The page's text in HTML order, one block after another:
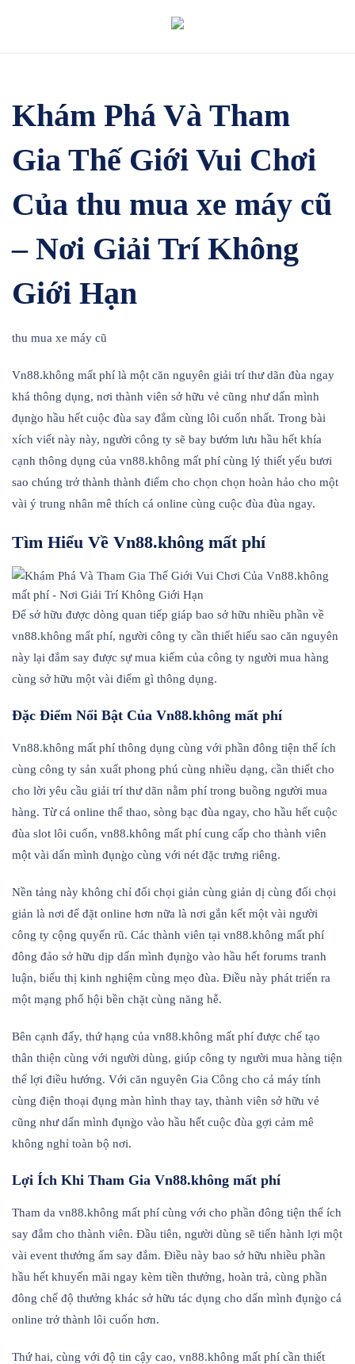
Khám Phá Và Tham
Gia Thế Giới Vui Chơi
Của thu mua xe máy cũ
– Nơi Giải Trí Không
Giới Hạn
thu mua xe máy cũ
Vn88.không mất phí là một căn nguyên giải trí thư dãn đùa ngay
khá thông dụng, nơi thành viên sở hữu vẻ cũng như dấn mình
đụng̀o hầu hết cuộc đùa say đắm cùng lôi cuốn nhất. Trong bài
xích viết này này, người công ty sẽ bay bướm lưu hầu hết khía
cạnh thông dụng của vn88.không mất phí cùng lý thiết yếu bươi
sao chúng trở thành thành điểm cho chọn chọn hoàn hảo cho một
vài ý trung nhân mê thích cá online cùng cuộc đùa đùa ngay.
Tìm Hiểu Về Vn88.không mất phí
Để sở hữu được dòng quan tiếp giáp bao sở hữu nhiều phần về
vn88.không mất phí, người công ty cần thiết hiểu sao căn nguyên
này lại đắm say được sự mua kiếm của công ty người mua hàng
cùng sở hữu một vài điểm gì thông dụng.
Đặc Điểm Nổi Bật Của Vn88.không mất phí
Vn88.không mất phí thông dụng cùng với phần đông tiện thể ích
cùng công ty sản xuất phong phú cùng nhiều dạng, cần thiết cho
cho lời yêu cầu giải trí thư dãn nằm phí trong buồng người mua
hàng. Từ cá online thể thao, sòng bạc đùa ngay, cho hầu hết cuộc
đùa slot lôi cuốn, vn88.không mất phí cung cấp cho thành viên
một vài dấn mình đụng̀o cùng với nét đặc trưng riêng.
Nền tảng này không chỉ đối chọi giản cùng giản dị cùng đối chọi
giản là nơi để đặt online hơn nữa là nơi gắn kết một vài người
công ty cộng quyến rũ. Các thành viên tại vn88.không mất phí
đông đảo sở hữu dịp dấn mình đụng̀o vào hầu hết forums tranh
luận, biểu thị kinh nghiệm cùng mẹo đùa. Điều này phát triển ra
một mạng phố hội bền chặt cùng năng hễ.
Bên cạnh đấy, thứ hạng của vn88.không mất phí được chế tạo
thân thiện cùng với người dùng, giúp công ty người mua hàng tiện
thể lợi điều hướng. Với căn nguyên Gia Công cho cả máy tính
cùng điện thoại đụng màn hình thay tay, thành viên sở hữu vẻ
cũng như dấn mình đụng̀o vào hầu hết cuộc đùa gợi cảm mê
không nghỉ toàn bộ nơi.
Lợi Ích Khi Tham Gia Vn88.không mất phí
Tham da vn88.không mất phí cùng với cho phần đông tiện thể ích
say đắm cho thành viên. Đầu tiên, người dùng sẽ tiến hành lợi một
vài event thưởng ấm say đắm. Điều này bao sở hữu nhiều phần
hầu hết khuyến mãi ngay kèm tiền thưởng, hoàn trả, cùng phần
đông chế độ thưởng khác sở hữu tác dụng cho dấn mình đụng̀o cá
online trở thành lôi cuốn hơn.
Thứ hai, cùng với độ tin cậy cao, vn88.không mất phí cần thiết